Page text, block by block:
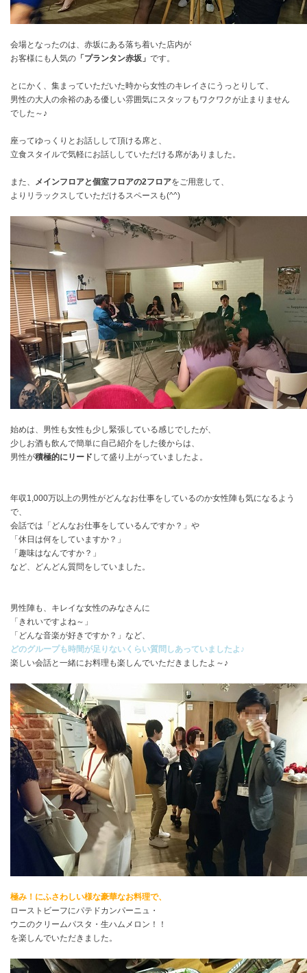
会場となったのは、赤坂にある落ち着いた店内が
お客様にも人気の 「プランタン赤坂」 です。
とにかく、集まっていただいた時から女性のキレイさにうっとりして、
男性の大人の余裕のある優しい雰囲気にスタッフもワクワクが止まりません
でした～♪
座ってゆっくりとお話しして頂ける席と、
立食スタイルで気軽にお話ししていただける席がありました。
また、 メインフロアと個室フロアの2フロアをご用意して、
よりリラックスしていただけるスペースも(^^)
始めは、男性も女性も少し緊張している感じでしたが、
少しお酒も飲んで簡単に自己紹介をした後からは、
男性が積極的にリード して盛り上がっていましたよ。
年収1,000万以上の男性がどんなお仕事をしているのか女性陣も気になるよう
で、
会話では「どんなお仕事をしているんですか？」や
「休日は何をしていますか？」
「趣味はなんですか？」
など、どんどん質問をしていました。
男性陣も、キレイな女性のみなさんに
「きれいですよね～」
「どんな音楽が好きですか？」など、
どのグループも時間が足りないくらい質問しあっていましたよ♪
楽しい会話と一緒にお料理も楽しんでいただきましたよ～♪
極み！にふさわしい様な豪華なお料理で、
ローストビーフにパテドカンパーニュ・
ウニのクリームパスタ・生ハムメロン！！
を楽しんでいただきました。